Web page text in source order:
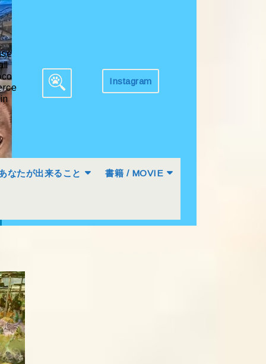
Search
InstagramGet
なたが出来ること 書籍 / MOVIE